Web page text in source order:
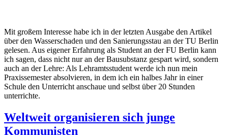
Mit großem Interesse habe ich in der letzten Ausgabe den Artikel
über den Wasserschaden und den Sanierungsstau an der TU Berlin
gelesen. Aus eigener Erfahrung als Student an der FU Berlin kann
ich sagen, dass nicht nur an der Bausubstanz gespart wird, sondern
auch an der Lehre: Als Lehramtsstudent werde ich nun mein
Praxissemester absolvieren, in dem ich ein halbes Jahr in einer
Schule den Unterricht anschaue und selbst über 20 Stunden
unterrichte.
Weltweit organisieren sich junge
Kommunisten